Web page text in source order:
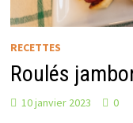
RECETTES
Roulés
10 janvier 2023 0